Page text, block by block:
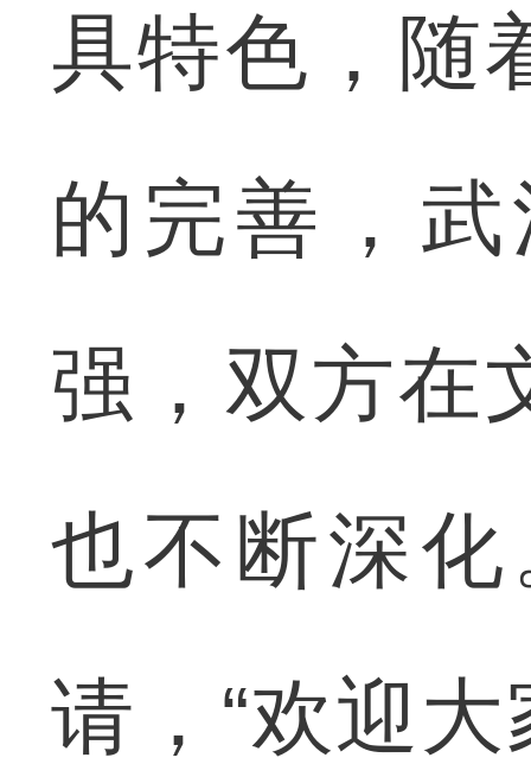
具特色，随
的完善，
强，双方在
也不断深
请，“欢迎